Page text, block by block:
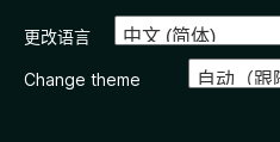
更改语言
Change theme